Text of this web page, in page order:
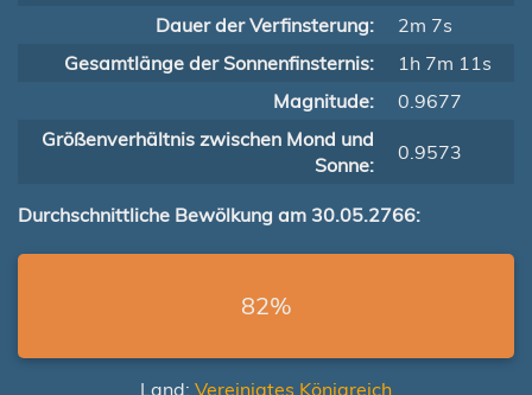
Dauer der Verfinsterung:
2m 7s
Gesamtlänge der Sonnenfinsternis:
1h 7m 11s
Magnitude:
0.9677
Größenverhältnis zwischen Mond und
Sonne:
0.9573
Durchschnittliche Bewölkung am 30.05.2766:
82%
Land: Vereinigtes Königreich